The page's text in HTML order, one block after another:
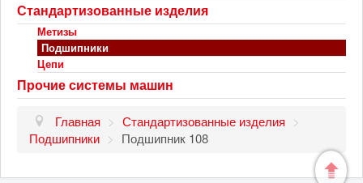
Стандартизованные изделия
Метизы
Подшипники
Цепи
Прочие системы машин
Главная > Стандартизованные изделия >
Подшипники > Подшипник 108